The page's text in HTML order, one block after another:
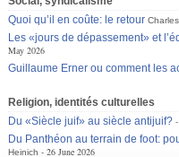
Quoi qu’il en coûte: le retour
Les «jours de dépassement» et
May 2026
Guillaume Erner ou comment les
Religion, identités culturelles
Du «Siècle juif» au siècle antijuif?
Du Panthéon au terrain de foot:
Heinich
26 June 2026